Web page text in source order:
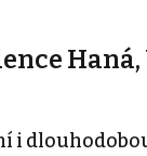
Haná,
i